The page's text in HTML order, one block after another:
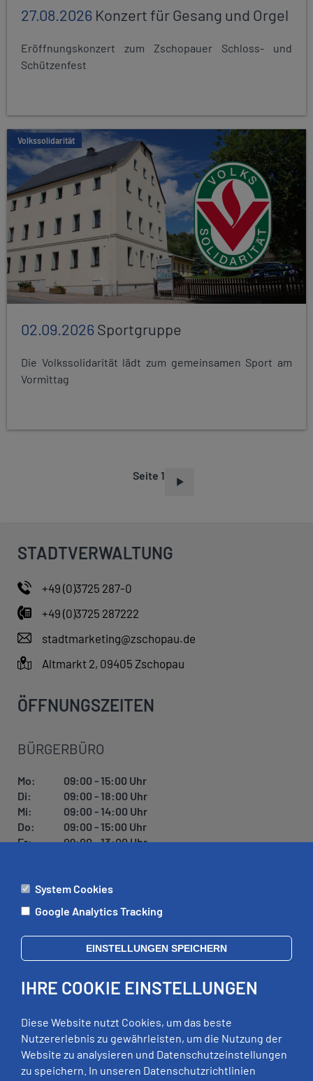
27.08.2026 Konzert für Gesang und Orgel
Eröffnungskonzert zum Zschopauer Schloss- und
Schützenfest
Volkssolidarität
02.09.2026Sportgruppe
Die Volkssolidarität lädt zum gemeinsamen Sport am
Vormittag
Seite 1
STADTVERWALTUNG
+49 (0)3725 287-0
+49 (0)3725 287222
stadtmarketing@zschopau.de
Altmarkt 2, 09405 Zschopau
ÖFFNUNGSZEITEN
BÜRGERBÜRO
Mo:
09:00 - 15:00 Uhr
Di:
09:00 - 18:00 Uhr
Mi:
09:00 - 14:00 Uhr
Do:
09:00 - 15:00 Uhr
Fr:
09:00 - 13:00 Uhr
ÄMTER
Di:
09:00 - 12:00 Uhr, 13:00 - 18:00 Uhr
Mi:
geschlossen
Fr:
09:00 - 12:00 Uhr
RECHTLICHES
System Cookies
Google Analytics Tracking
EINSTELLUNGEN SPEICHERN
IHRE COOKIE EINSTELLUNGEN
Diese Website nutzt Cookies, um das beste
Nutzererlebnis zu gewährleisten, um die Nutzung der
Website zu analysieren und Datenschutzeinstellungen
zu speichern. In unseren Datenschutzrichtlinien